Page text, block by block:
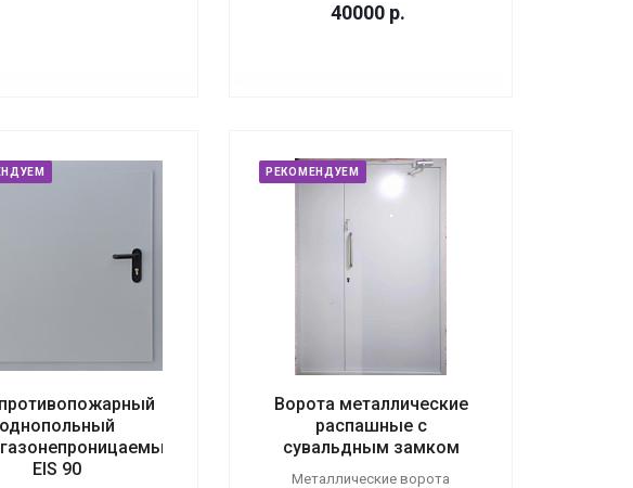
40000 р.
однопольный
EIS 90
РЕКОМЕНДУЕМ
Ворота металлические
распашные с
сувальдным замком
Металлические ворота